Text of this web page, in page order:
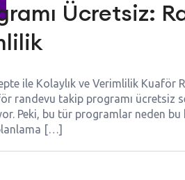
Ücretsiz:
ile Kolaylık ve Verimlilik Kuaför
randevu takip programı ücretsiz
Peki, bu tür programlar neden
[…]